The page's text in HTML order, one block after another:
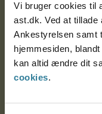
Vi bruger cookies til
ast.dk. Ved at
Ankestyrelsen samt
hjemmesiden,
kan altid ændre dit
cookies.
Nytorv 7, 2. sal
9000 Aalborg
Ankestyrelsen